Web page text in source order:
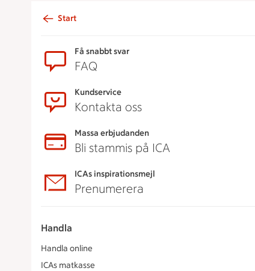
Start
Få snabbt svar
FAQ
Kundservice
Kontakta oss
Massa erbjudanden
Bli stammis på ICA
ICAs inspirationsmejl
Prenumerera
Handla
Handla online
ICAs matkasse